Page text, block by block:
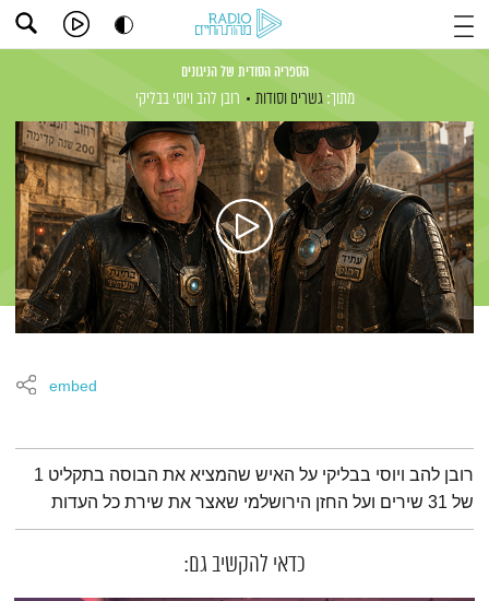
הספריה הסודית של הניגונים
מתוך: גשרים וסודות רובן להב ויוסי בבליקי
embed
תמצית הפודקאסט
רובן להב ויוסי בבליקי על האיש שהמציא את הבוסה בתקליט 1
של 31 שירים ועל החזן הירושלמי שאצר את שירת כל העדות
כדאי להקשיב גם: